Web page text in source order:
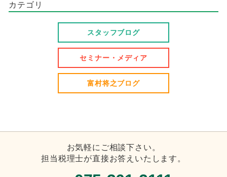
カテゴリ
スタッフブログ
セミナー・メディア
富村将之ブログ
お気軽にご相談下さい。
担当税理士が直接お答えいたします。